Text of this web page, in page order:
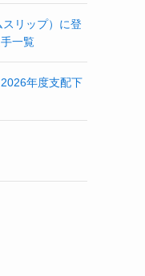
スリップ）に登
一覧
年度支配下